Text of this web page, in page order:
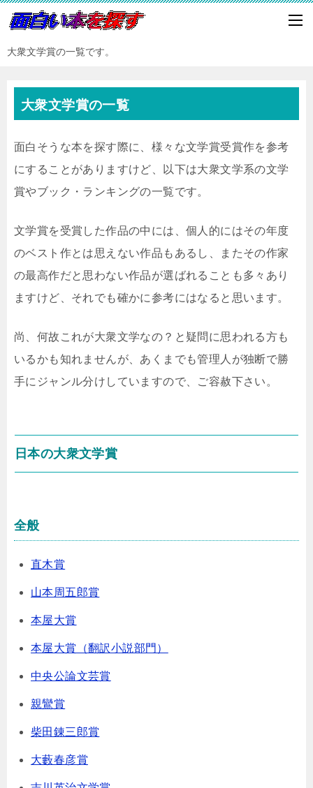
大衆文学賞の一覧です。
大衆文学賞の一覧
面白そうな本を探す際に、様々な文学賞受賞作を参考
にすることがありますけど、以下は大衆文学系の文学
賞やブック・ランキングの一覧です。
文学賞を受賞した作品の中には、個人的にはその年度
のベスト作とは思えない作品もあるし、またその作家
の最高作だと思わない作品が選ばれることも多々あり
ますけど、それでも確かに参考にはなると思います。
尚、何故これが大衆文学なの？と疑問に思われる方も
いるかも知れませんが、あくまでも管理人が独断で勝
手にジャンル分けしていますので、ご容赦下さい。
日本の大衆文学賞
全般
直木賞
山本周五郎賞
本屋大賞
本屋大賞（翻訳小説部門）
中央公論文芸賞
親鸞賞
柴田錬三郎賞
大藪春彦賞